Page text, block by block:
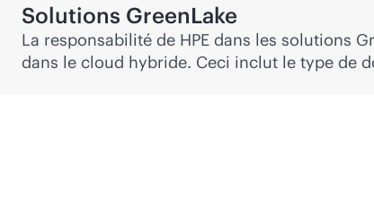
Solutions GreenLake
La responsabilité de HPE dans les solutions
dans le cloud hybride. Ceci inclut le type de